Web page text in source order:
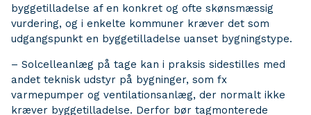
byggetilladelse af en konkret og ofte skønsmæssig
vurdering, og i enkelte kommuner kræver det som
udgangspunkt en byggetilladelse uanset bygningstype.
– Solcelleanlæg på tage kan i praksis sidestilles med
andet teknisk udstyr på bygninger, som fx
varmepumper og ventilationsanlæg, der normalt ikke
kræver byggetilladelse. Derfor bør tagmonterede